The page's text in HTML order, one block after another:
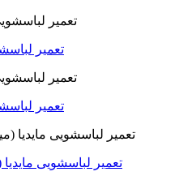
تعمیر
تعمیر
تعمیر لباسشویی